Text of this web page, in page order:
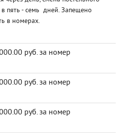
пять - семь дней. Запещено
в номерах.
руб. за номер
руб. за номер
руб. за номер